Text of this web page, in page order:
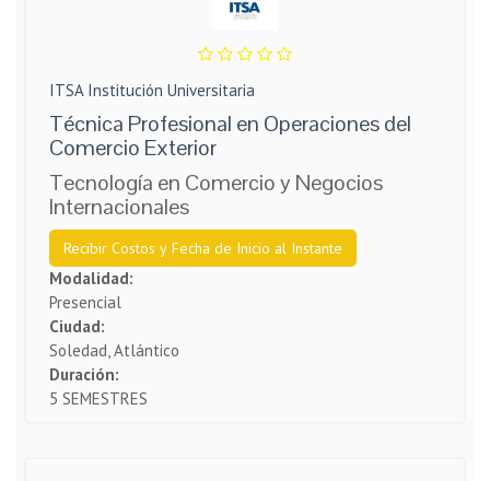
ITSA Institución Universitaria
Técnica Profesional en Operaciones del
Comercio Exterior
Tecnología en Comercio y Negocios
Internacionales
Recibir Costos y Fecha de Inicio al Instante
Modalidad:
Presencial
Ciudad:
Soledad, Atlántico
Duración:
5 SEMESTRES